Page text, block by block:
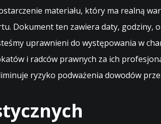
materiału, który ma realną
Dokument ten zawiera daty,
uprawnieni do występowania w
i radców prawnych za ich
ryzyko podważenia dowodów